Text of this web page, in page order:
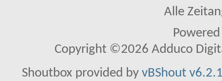
Alle
Copyright ©2026 Adduco
Shoutbox provided by vBShout